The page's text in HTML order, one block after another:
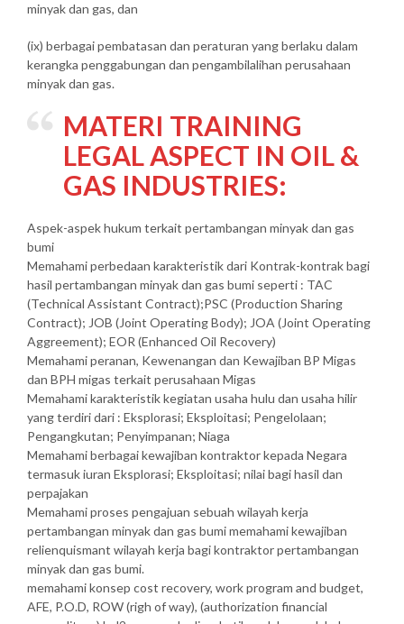
minyak dan gas, dan
(ix) berbagai pembatasan dan peraturan yang berlaku dalam
kerangka penggabungan dan pengambilalihan perusahaan
minyak dan gas.
MATERI TRAINING
LEGAL ASPECT IN OIL &
GAS INDUSTRIES:
Aspek-aspek hukum terkait pertambangan minyak dan gas
bumi
Memahami perbedaan karakteristik dari Kontrak-kontrak bagi
hasil pertambangan minyak dan gas bumi seperti : TAC
(Technical Assistant Contract);PSC (Production Sharing
Contract); JOB (Joint Operating Body); JOA (Joint Operating
Aggreement); EOR (Enhanced Oil Recovery)
Memahami peranan, Kewenangan dan Kewajiban BP Migas
dan BPH migas terkait perusahaan Migas
Memahami karakteristik kegiatan usaha hulu dan usaha hilir
yang terdiri dari : Eksplorasi; Eksploitasi; Pengelolaan;
Pengangkutan; Penyimpanan; Niaga
Memahami berbagai kewajiban kontraktor kepada Negara
termasuk iuran Eksplorasi; Eksploitasi; nilai bagi hasil dan
perpajakan
Memahami proses pengajuan sebuah wilayah kerja
pertambangan minyak dan gas bumi memahami kewajiban
relienquismant wilayah kerja bagi kontraktor pertambangan
minyak dan gas bumi.
memahami konsep cost recovery, work program and budget,
AFE, P.O.D, ROW (righ of way), (authorization financial